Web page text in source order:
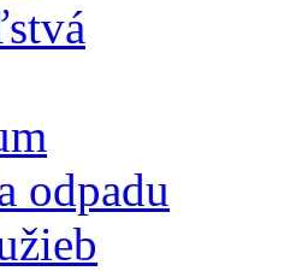
odpadu